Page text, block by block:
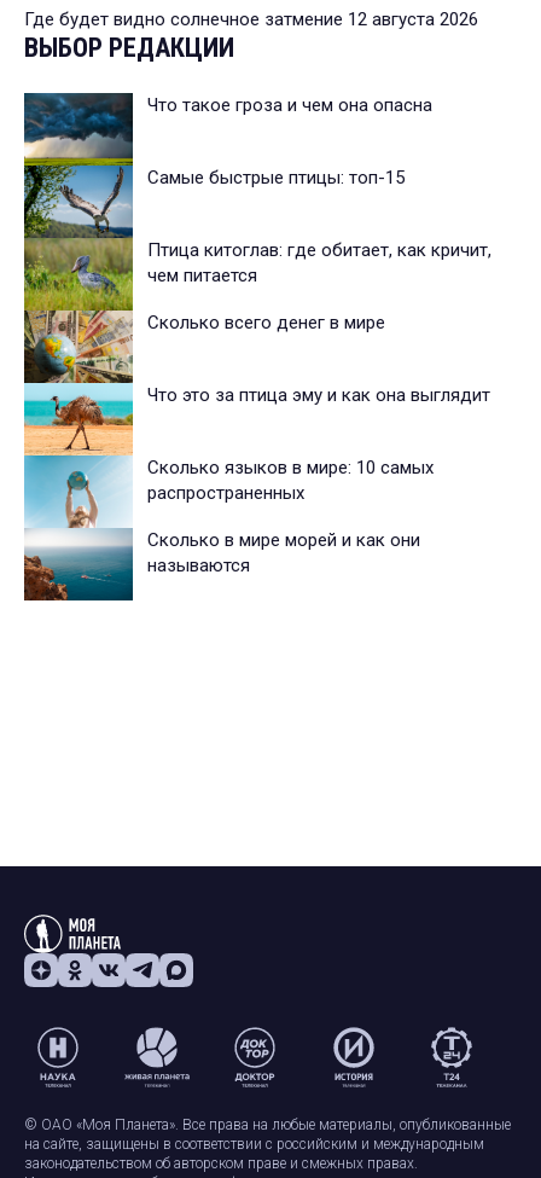
Где будет видно солнечное затмение 12 августа 2026
ВЫБОР РЕДАКЦИИ
Что такое гроза и чем она опасна
Самые быстрые птицы: топ-15
Птица китоглав: где обитает, как кричит,
чем питается
Сколько всего денег в мире
Что это за птица эму и как она выглядит
Сколько языков в мире: 10 самых
распространенных
Сколько в мире морей и как они
называются
© ОАО «Моя Планета». Все права на любые материалы, опубликованные
на сайте, защищены в соответствии с российским и международным
законодательством об авторском праве и смежных правах.